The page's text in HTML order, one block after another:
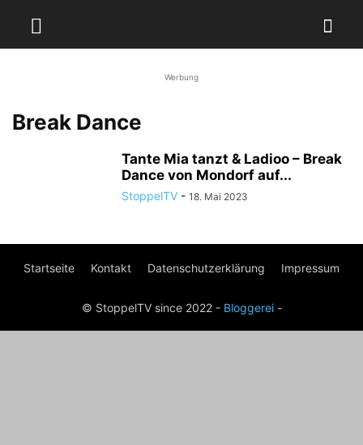
Werbung
Break Dance
Tante Mia tanzt & Ladioo – Break
Dance von Mondorf auf...
StoppelTV - 18. Mai 2023
Startseite Kontakt Datenschutzerklärung Impressum
© StoppelTV since 2022 - Bloggerei-